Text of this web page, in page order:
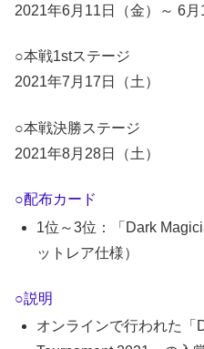
2021年6月11日（金）～ 6月
○本戦1stステージ
2021年7月17日（土）
○本戦決勝ステージ
2021年8月28日（土）
○配布カード
1位～3位：「Dark
ットレア仕様）
○説明
オンラインで行われた「